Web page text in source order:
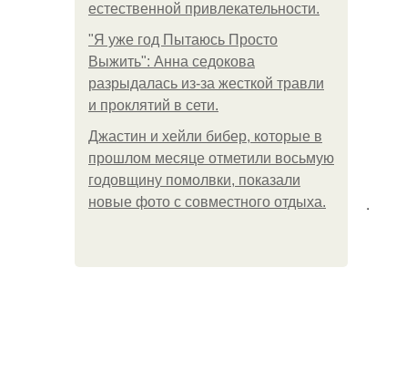
естественной привлекательности.
"Я уже год Пытаюсь Просто
Выжить": Анна седокова
разрыдалась из-за жесткой травли
и проклятий в сети.
Джастин и хейли бибер, которые в
прошлом месяце отметили восьмую
годовщину помолвки, показали
новые фото с совместного отдыха.
.